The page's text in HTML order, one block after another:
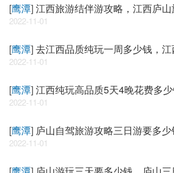
[鹰潭]江西旅游结伴游攻略，江西庐
2022-11-01
[鹰潭]去江西品质纯玩一周多少钱，
2022-11-01
[鹰潭]江西纯玩高品质5天4晚花费多
2022-11-01
[鹰潭] 庐山自驾旅游攻略三日游要多
2022-11-01